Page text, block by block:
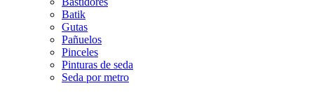
Batik
Gutas
Pañuelos
Pinceles
Pinturas de seda
Seda por metro